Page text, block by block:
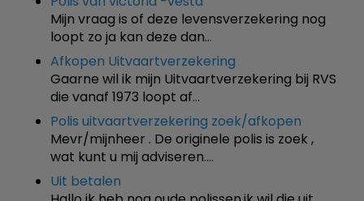
Mijn vraag is of deze levensverzekering nog
loopt zo ja kan deze dan…
Afkopen Uitvaartverzekering
Gaarne wil ik mijn Uitvaartverzekering bij RVS
die vanaf 1973 loopt af…
Polis uitvaartverzekering zoek/afkopen
Mevr/mijnheer . De originele polis is zoek ,
wat kunt u mij adviseren.…
Uit betalen